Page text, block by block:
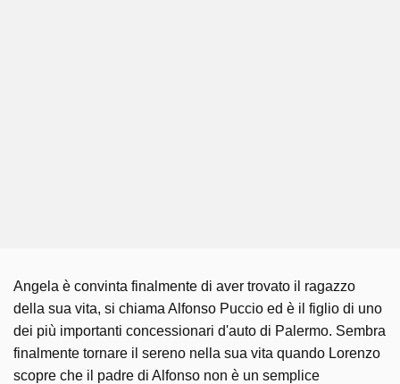
Angela è convinta finalmente di aver trovato il ragazzo
della sua vita, si chiama Alfonso Puccio ed è il figlio di uno
dei più importanti concessionari d'auto di Palermo. Sembra
finalmente tornare il sereno nella sua vita quando Lorenzo
scopre che il padre di Alfonso non è un semplice